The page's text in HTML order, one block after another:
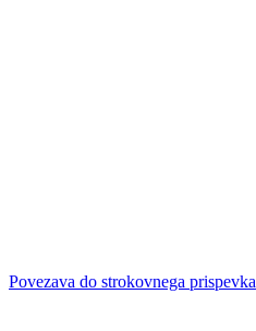
Povezava do strokovnega prispevka